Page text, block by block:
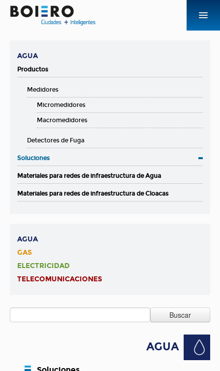
PRODUCTOS Y SOLUCIONES
CONTACTO
ACCESOS
AGUA
Productos
Medidores
Micromedidores
Macromedidores
Detectores de Fuga
Soluciones
Materiales para redes de infraestructura de Agua
Materiales para redes de infraestructura de Cloacas
AGUA
GAS
ELECTRICIDAD
TELECOMUNICACIONES
Buscar
AGUA